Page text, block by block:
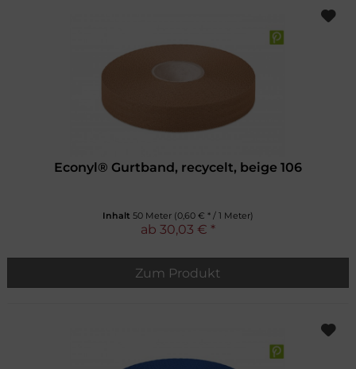
Econyl® Gurtband, recycelt, beige 106
Inhalt 50 Meter (0,60 € * / 1 Meter)
ab 30,03 € *
Zum Produkt